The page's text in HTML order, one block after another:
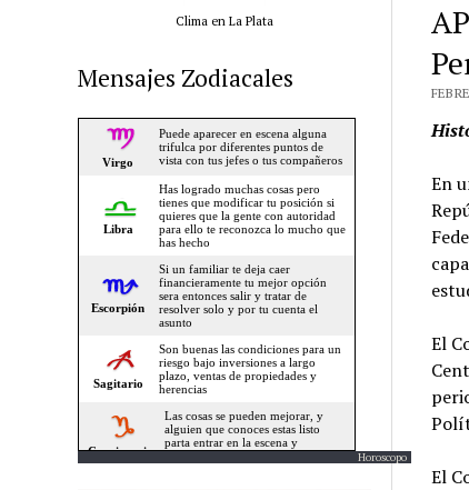
Clima en La Plata
Mensajes Zodiacales
Horoscopo
En
El
El